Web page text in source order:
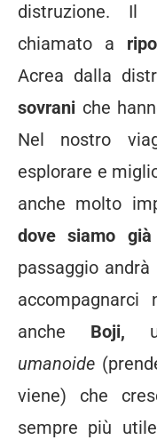
distruzione. Il
chiamato a
Acrea dalla
sovrani che
Nel nostro
esplorare e
anche molto
dove siamo
passaggio
anche Boji,
umanoide
viene) che
sempre più